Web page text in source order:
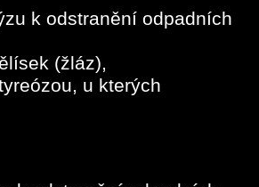
k odstranění odpadních
(žláz),
u kterých